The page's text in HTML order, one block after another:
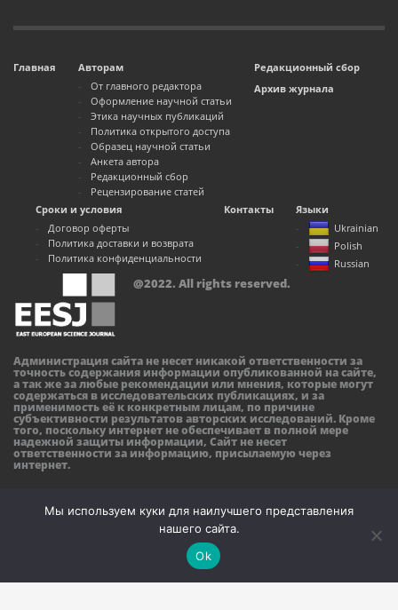
Главная
Авторам
От главного редактора
Оформление научной статьи
Этика научных публикаций
Политика открытого доступа
Образец научной статьи
Анкета автора
Редакционный сбор
Рецензирование статей
Редакционный сбор
Архив журнала
Сроки и условия
Договор оферты
Политика доставки и возврата
Политика конфиденциальности
Контакты
Языки
Ukrainian
Polish
Russian
@2022. All rights reserved.
Администрация сайта не несет никакой ответственности за
точность содержания информации опубликованной на сайте,
а так же за любые рекомендации или мнения, которые могут
содержаться в исследовательских публикациях, и за
применимость её к конкретным лицам, по причине
субъективности результатов авторских исследований. Кроме
того, поскольку интернет не обеспечивает в полной мере
надежной защиты информации, Сайт не несет
ответственности за информацию, присылаемую через
интернет.
Мы используем куки для наилучшего представления
нашего сайта.
Ok